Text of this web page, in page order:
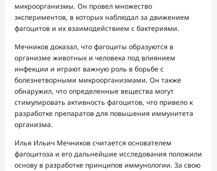
микроорганизмы. Он провел множество
экспериментов, в которых наблюдал за движением
фагоцитов и их взаимодействием с бактериями.
Мечников доказал, что фагоциты образуются в
организме животных и человека под влиянием
инфекции и играют важную роль в борьбе с
болезнетворными микроорганизмами. Он также
обнаружил, что определенные вещества могут
стимулировать активность фагоцитов, что привело к
разработке препаратов для повышения иммунитета
организма.
Илья Ильич Мечников считается основателем
фагоцитоза и его дальнейшие исследования положили
основу в разработке принципов иммунологии. За свою